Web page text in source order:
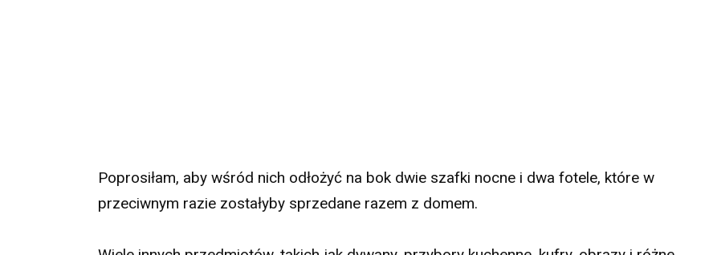
Poprosiłam, aby wśród nich odłożyć na bok dwie szafki nocne i dwa fotele, które w
przeciwnym razie zostałyby sprzedane razem z domem.